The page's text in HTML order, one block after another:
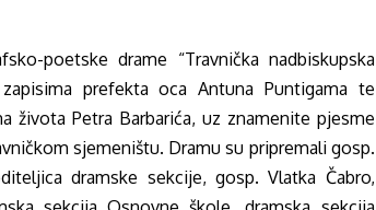
poetske drame “Travnička nadbiskupska
zapisima prefekta ocaAntuna Puntigama te
života Petra Barbarića, uz znamenite pjesme
sjemeništu. Dramu su pripremali gosp.
dramske sekcije, gosp. Vlatka Čabro,